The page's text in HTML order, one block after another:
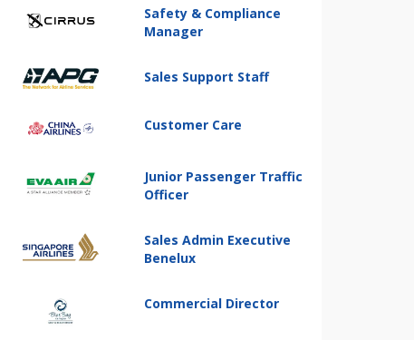
Safety & Compliance
Manager
Sales Support Staff
Customer Care
Junior Passenger Traffic
Officer
Sales Admin Executive
Benelux
Commercial Director